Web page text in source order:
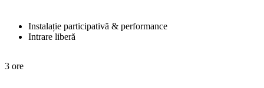
Instalație participativă & performance
Intrare liberă
3 ore